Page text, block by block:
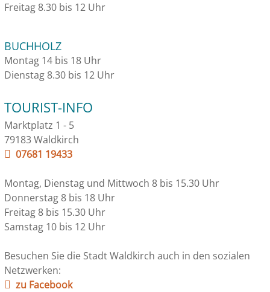
Freitag 8.30 bis 12 Uhr
BUCHHOLZ
Montag 14 bis 18 Uhr
Dienstag 8.30 bis 12 Uhr
TOURIST-INFO
Marktplatz 1 - 5
79183 Waldkirch
07681 19433
Montag, Dienstag und Mittwoch 8 bis 15.30 Uhr
Donnerstag 8 bis 18 Uhr
Freitag 8 bis 15.30 Uhr
Samstag 10 bis 12 Uhr
Besuchen Sie die Stadt Waldkirch auch in den sozialen
Netzwerken:
zu Facebook